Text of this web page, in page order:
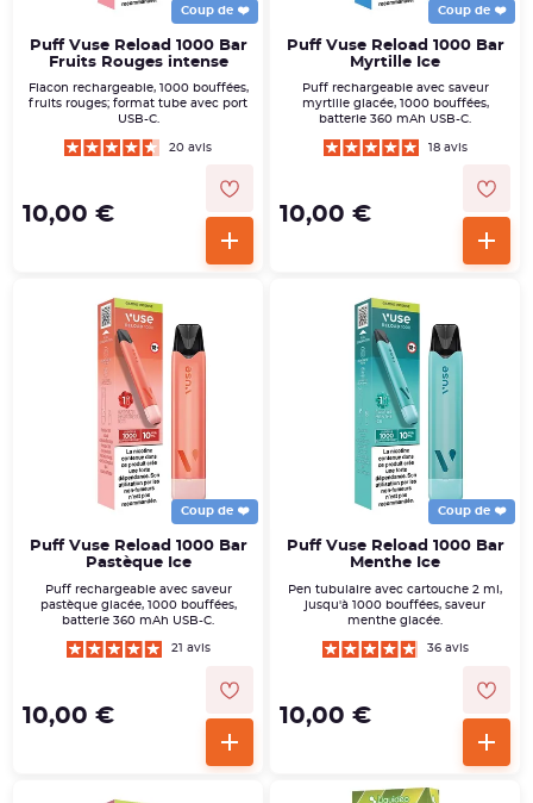
Coup de ❤️
Puff Vuse Reload 1000 Bar
Fruits Rouges intense
Flacon rechargeable, 1000 bouffées,
fruits rouges; format tube avec port
USB-C.
20 avis
10,00 €
Coup de ❤️
Puff Vuse Reload 1000 Bar
Myrtille Ice
Puff rechargeable avec saveur
myrtille glacée, 1000 bouffées,
batterie 360 mAh USB-C.
18 avis
10,00 €
Coup de ❤️
Puff Vuse Reload 1000 Bar
Pastèque Ice
Puff rechargeable avec saveur
pastèque glacée, 1000 bouffées,
batterie 360 mAh USB-C.
21 avis
10,00 €
Coup de ❤️
Puff Vuse Reload 1000 Bar
Menthe Ice
Pen tubulaire avec cartouche 2 ml,
jusqu'à 1000 bouffées, saveur
menthe glacée.
36 avis
10,00 €